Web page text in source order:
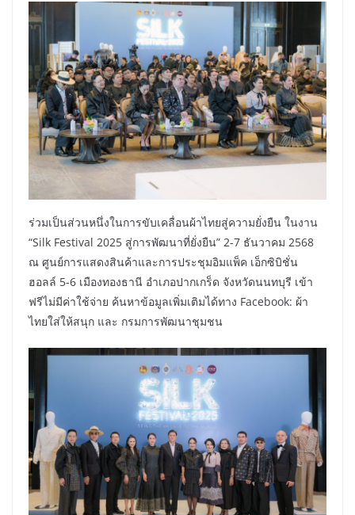
ร่วมเป็นส่วนหนึ่งในการขับเคลื่อนผ้าไทยสู่ความยั่งยืน ในงาน
“Silk Festival 2025 สู่การพัฒนาที่ยั่งยืน” 2-7 ธันวาคม 2568
ณ ศูนย์การแสดงสินค้าและการประชุมอิมแพ็ค เอ็กซิบิชั่น
ฮอลล์ 5-6 เมืองทองธานี อำเภอปากเกร็ด จังหวัดนนทบุรี เข้า
ฟรีไม่มีค่าใช้จ่าย ค้นหาข้อมูลเพิ่มเติมได้ทาง Facebook: ผ้า
ไทยใส่ให้สนุก และ กรมการพัฒนาชุมชน